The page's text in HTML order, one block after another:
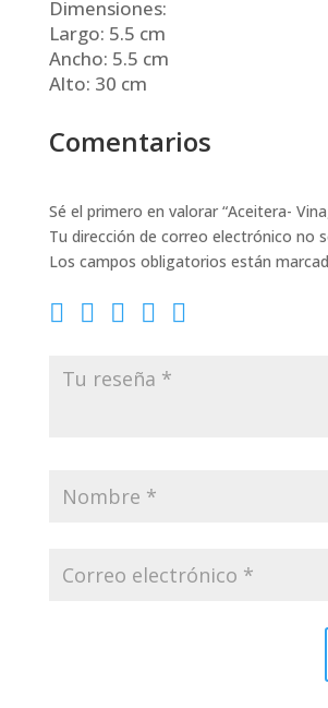
Dimensiones:
Largo: 5.5 cm
Ancho: 5.5 cm
Alto: 30 cm
Comentarios
Sé el primero en valorar “Aceitera-
Tu dirección de correo electrónico no
Los campos obligatorios están